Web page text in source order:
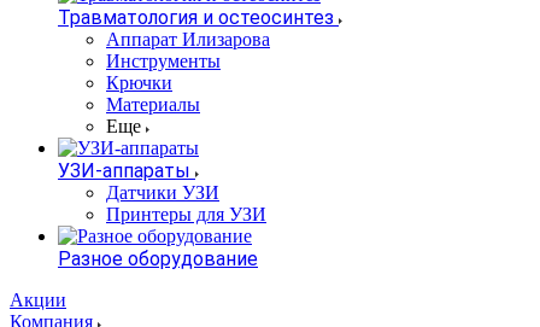
Травматология и остеосинтез
Аппарат Илизарова
Инструменты
Крючки
Материалы
Еще
УЗИ-аппараты
Датчики УЗИ
Принтеры для УЗИ
Разное оборудование
Акции
Компания